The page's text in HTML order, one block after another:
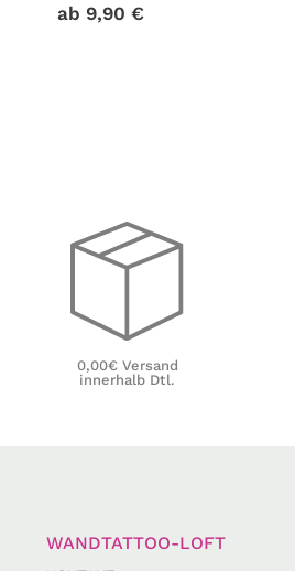
ab 9,90 €
0,00€ Versand
innerhalb Dtl.
WANDTATTOO-LOFT